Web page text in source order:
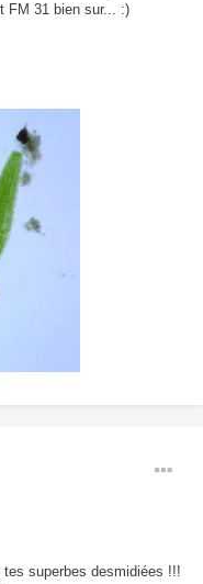
FM 31 bien sur... :)
superbes desmidiées !!!